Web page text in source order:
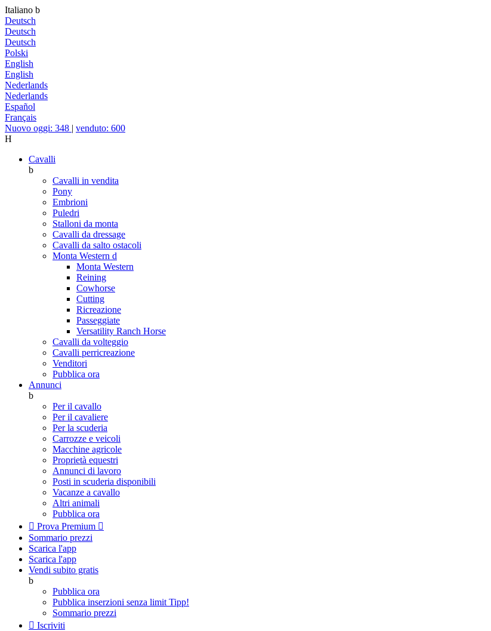
Italiano b
Deutsch
Deutsch
Deutsch
Polski
English
English
Nederlands
Nederlands
Español
Français
Nuovo oggi: 348 | venduto: 600
H
Cavalli
b
Cavalli in vendita
Pony
Embrioni
Puledri
Stalloni da monta
Cavalli da dressage
Cavalli da salto ostacoli
Monta Western d
Monta Western
Reining
Cowhorse
Cutting
Ricreazione
Passeggiate
Versatility Ranch Horse
Cavalli da volteggio
Cavalli perricreazione
Venditori
Pubblica ora
Annunci
b
Per il cavallo
Per il cavaliere
Per la scuderia
Carrozze e veicoli
Macchine agricole
Proprietà equestri
Annunci di lavoro
Posti in scuderia disponibili
Vacanze a cavallo
Altri animali
Pubblica ora
 Prova Premium 
Sommario prezzi
Scarica l'app
Scarica l'app
Vendi subito gratis
b
Pubblica ora
Pubblica inserzioni senza limit Tipp!
Sommario prezzi
 Iscriviti